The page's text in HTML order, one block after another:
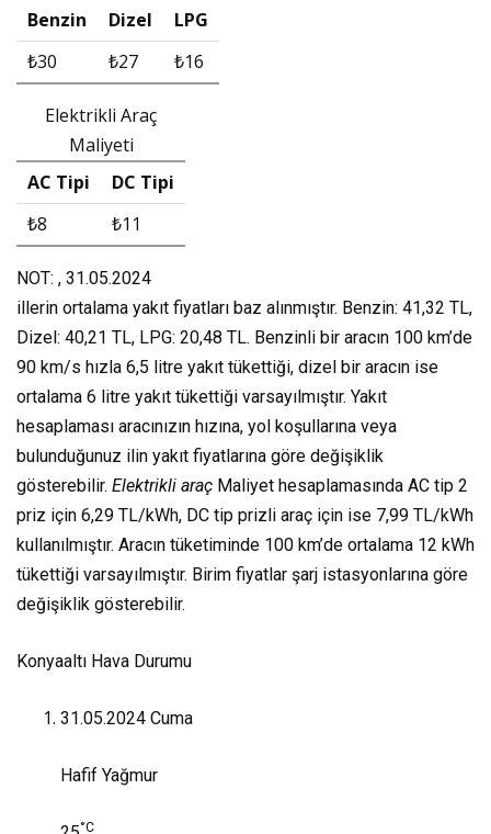
Benzin
Dizel
LPG
₺30
₺27 ₺16
Elektrikli Araç
Maliyeti
AC Tipi
DC Tipi
₺8
₺11
NOT: , 31.05.2024
illerin ortalama yakıt fiyatları baz alınmıştır. Benzin: 41,32 TL,
Dizel: 40,21 TL, LPG: 20,48 TL. Benzinli bir aracın 100 km’de
90 km/s hızla 6,5 litre yakıt tükettiği, dizel bir aracın ise
ortalama 6 litre yakıt tükettiği varsayılmıştır. Yakıt
hesaplaması aracınızın hızına, yol koşullarına veya
bulunduğunuz ilin yakıt fiyatlarına göre değişiklik
gösterebilir. Elektrikli araç Maliyet hesaplamasında AC tip 2
priz için 6,29 TL/kWh, DC tip prizli araç için ise 7,99 TL/kWh
kullanılmıştır. Aracın tüketiminde 100 km’de ortalama 12 kWh
tükettiği varsayılmıştır. Birim fiyatlar şarj istasyonlarına göre
değişiklik gösterebilir.
Konyaaltı Hava Durumu
31.05.2024 Cuma
Hafif Yağmur
°C